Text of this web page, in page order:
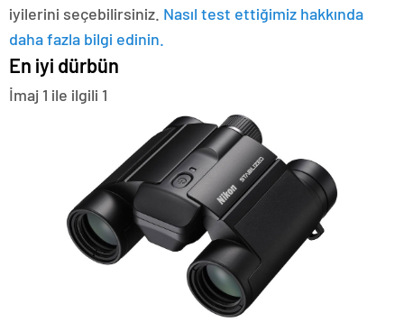
iyilerini seçebilirsiniz. Nasıl test ettiğimiz hakkında
daha fazla bilgi edinin.
En iyi dürbün
İmaj 1 ile ilgili 1